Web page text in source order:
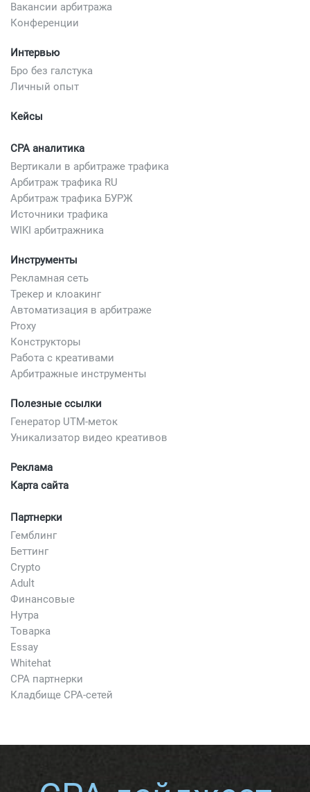
Вакансии арбитража
Конференции
Интервью
Бро без галстука
Личный опыт
Кейсы
CPA аналитика
Вертикали в арбитраже трафика
Арбитраж трафика RU
Арбитраж трафика БУРЖ
Источники трафика
WIKI арбитражника
Инструменты
Рекламная сеть
Трекер и клоакинг
Автоматизация в арбитраже
Proxy
Конструкторы
Работа с креативами
Арбитражные инструменты
Полезные ссылки
Генератор UTM-меток
Уникализатор видео креативов
Реклама
Карта сайта
Партнерки
Гемблинг
Беттинг
Crypto
Adult
Финансовые
Нутра
Товарка
Essay
Whitehat
CPA партнерки
Кладбище CPA-сетей